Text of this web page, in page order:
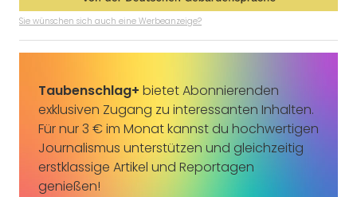
Sie wünschen sich auch eine Werbeanzeige?
Taubenschlag+ bietet Abonnierenden
exklusiven Zugang zu interessanten Inhalten.
Für nur 3 € im Monat kannst du hochwertigen
Journalismus unterstützen und gleichzeitig
erstklassige Artikel und Reportagen
genießen!